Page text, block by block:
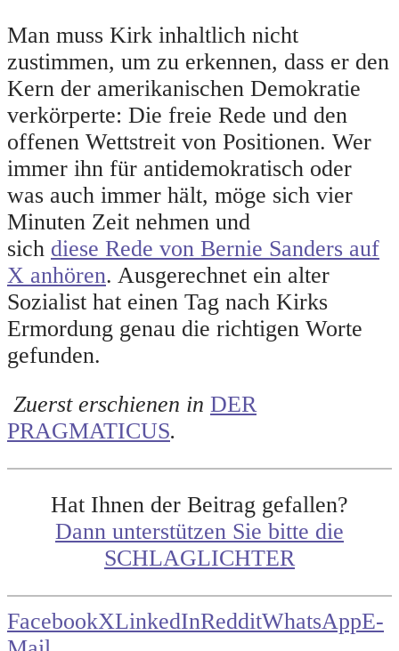
Man muss Kirk inhaltlich nicht
zustimmen, um zu erkennen, dass er den
Kern der amerikanischen Demokratie
verkörperte: Die freie Rede und den
offenen Wettstreit von Positionen. Wer
immer ihn für antidemokratisch oder
was auch immer hält, möge sich vier
Minuten Zeit nehmen und
sich diese Rede von Bernie Sanders auf
X anhören. Ausgerechnet ein alter
Sozialist hat einen Tag nach Kirks
Ermordung genau die richtigen Worte
gefunden.
Zuerst erschienen in DER
PRAGMATICUS.
Hat Ihnen der Beitrag gefallen?
Dann unterstützen Sie bitte die
SCHLAGLICHTER
FacebookXLinkedInRedditWhatsAppE-